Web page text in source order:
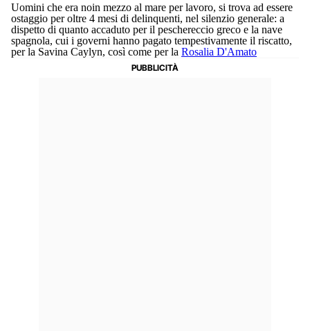
Uomini che era noin mezzo al mare per lavoro, si trova ad essere
ostaggio per oltre 4 mesi di delinquenti, nel silenzio generale: a
dispetto di quanto accaduto per il peschereccio greco e la nave
spagnola, cui i governi hanno pagato tempestivamente il riscatto,
per la Savina Caylyn, così come per la Rosalia D'Amato